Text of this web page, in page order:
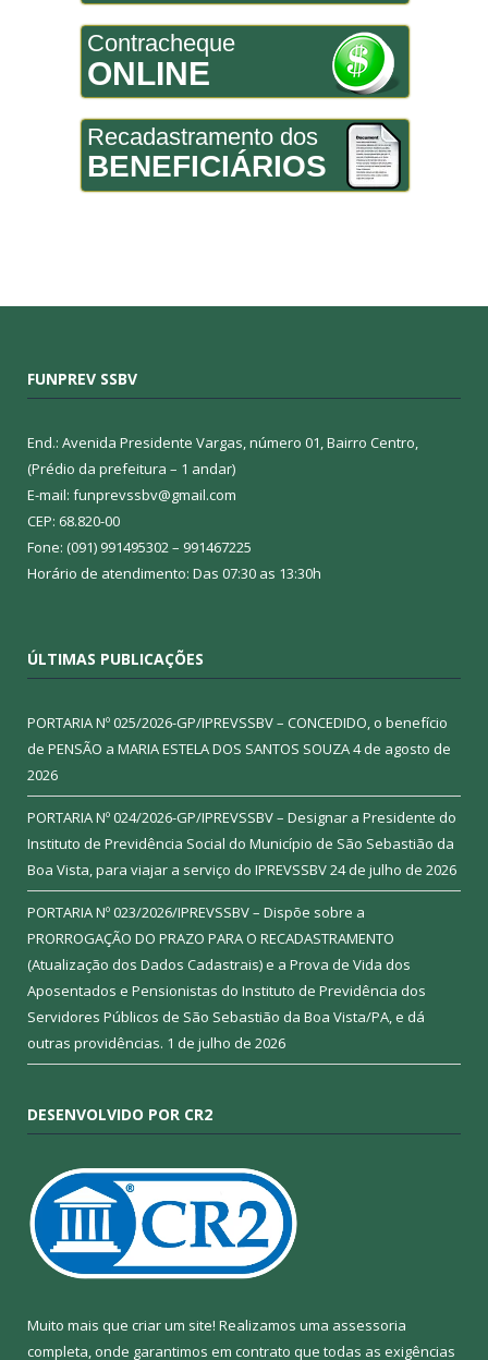
Contracheque
ONLINE
Recadastramento dos
BENEFICIÁRIOS
FUNPREV SSBV
End.: Avenida Presidente Vargas, número 01, Bairro Centro,
(Prédio da prefeitura – 1 andar)
E-mail: funprevssbv@gmail.com
CEP: 68.820-00
Fone: (091) 991495302 – 991467225
Horário de atendimento: Das 07:30 as 13:30h
ÚLTIMAS PUBLICAÇÕES
PORTARIA Nº 025/2026-GP/IPREVSSBV – CONCEDIDO, o benefício
de PENSÃO a MARIA ESTELA DOS SANTOS SOUZA4 de agosto de
2026
PORTARIA Nº 024/2026-GP/IPREVSSBV – Designar a Presidente do
Instituto de Previdência Social do Município de São Sebastião da
Boa Vista, para viajar a serviço do IPREVSSBV24 de julho de 2026
PORTARIA Nº 023/2026/IPREVSSBV – Dispõe sobre a
PRORROGAÇÃO DO PRAZO PARA O RECADASTRAMENTO
(Atualização dos Dados Cadastrais) e a Prova de Vida dos
Aposentados e Pensionistas do Instituto de Previdência dos
Servidores Públicos de São Sebastião da Boa Vista/PA, e dá
outras providências. 1 de julho de 2026
DESENVOLVIDO POR CR2
Muito mais que criar um site! Realizamos uma assessoria
completa, onde garantimos em contrato que todas as exigências